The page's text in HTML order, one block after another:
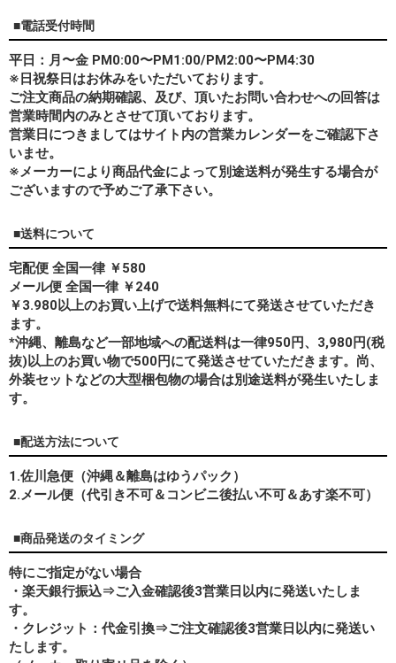
■電話受付時間
平日：月〜金 PM0:00〜PM1:00/PM2:00〜PM4:30
※日祝祭日はお休みをいただいております。
ご注文商品の納期確認、及び、頂いたお問い合わせへの回答は
営業時間内のみとさせて頂いております。
営業日につきましてはサイト内の営業カレンダーをご確認下さ
いませ。
※メーカーにより商品代金によって別途送料が発生する場合が
ございますので予めご了承下さい。
■送料について
宅配便 全国一律 ￥580
メール便 全国一律 ￥240
￥3.980以上のお買い上げで送料無料にて発送させていただき
ます。
*沖縄、離島など一部地域への配送料は一律950円、3,980円(税
抜)以上のお買い物で500円にて発送させていただきます。尚、
外装セットなどの大型梱包物の場合は別途送料が発生いたしま
す。
■配送方法について
1.佐川急便（沖縄＆離島はゆうパック）
2.メール便（代引き不可＆コンビニ後払い不可＆あす楽不可）
■商品発送のタイミング
特にご指定がない場合
・楽天銀行振込⇒ご入金確認後3営業日以内に発送いたしま
す。
・クレジット：代金引換⇒ご注文確認後3営業日以内に発送い
たします。